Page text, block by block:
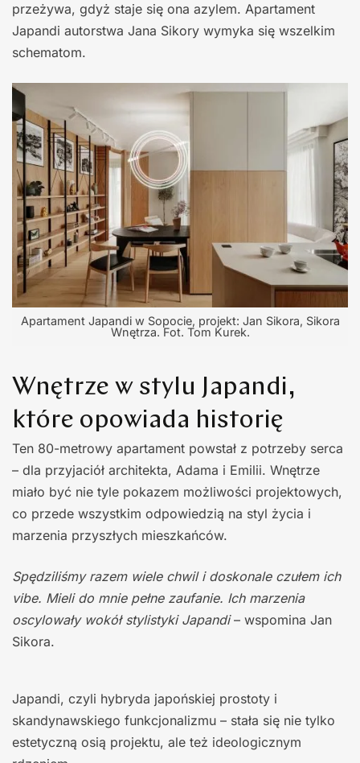
przeżywa, gdyż staje się ona azylem. Apartament
Japandi autorstwa Jana Sikory wymyka się wszelkim
schematom.
Apartament Japandi w Sopocie, projekt: Jan Sikora, Sikora
Wnętrza. Fot. Tom Kurek.
Wnętrze w stylu Japandi,
które opowiada historię
Ten 80-metrowy apartament powstał z potrzeby serca
– dla przyjaciół architekta, Adama i Emilii. Wnętrze
miało być nie tyle pokazem możliwości projektowych,
co przede wszystkim odpowiedzią na styl życia i
marzenia przyszłych mieszkańców.
Spędziliśmy razem wiele chwil i doskonale czułem ich
vibe. Mieli do mnie pełne zaufanie. Ich marzenia
oscylowały wokół stylistyki Japandi– wspomina Jan
Sikora.
Japandi, czyli hybryda japońskiej prostoty i
skandynawskiego funkcjonalizmu – stała się nie tylko
estetyczną osią projektu, ale też ideologicznym